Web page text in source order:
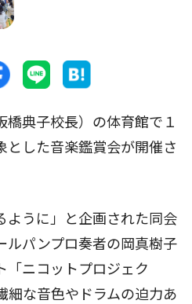
典子校長）の体育館で１
とした音楽鑑賞会が開催さ
うに」と企画された同会
ルパンプロ奏者の岡真樹子
「ニコットプロジェク
細な音色やドラムの迫力あ